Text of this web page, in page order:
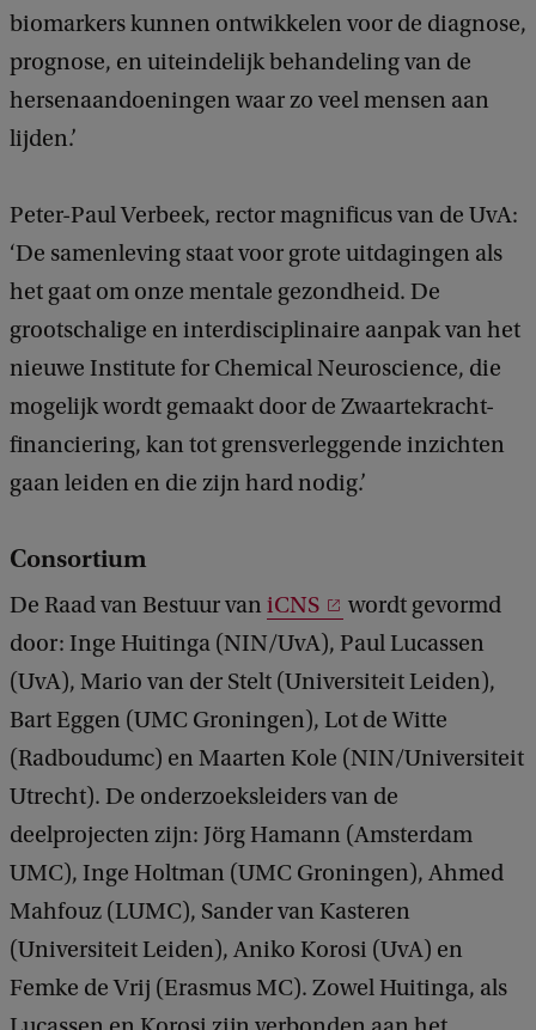
biomarkers kunnen ontwikkelen voor de diagnose,
prognose, en uiteindelijk behandeling van de
hersenaandoeningen waar zo veel mensen aan
lijden.’
Peter-Paul Verbeek, rector magnificus van de UvA:
‘De samenleving staat voor grote uitdagingen als
het gaat om onze mentale gezondheid. De
grootschalige en interdisciplinaire aanpak van het
nieuwe Institute for Chemical Neuroscience, die
mogelijk wordt gemaakt door de Zwaartekracht-
financiering, kan tot grensverleggende inzichten
gaan leiden en die zijn hard nodig.’
Consortium
De Raad van Bestuur van iCNS
wordt gevormd
door: Inge Huitinga (NIN/UvA), Paul Lucassen
(UvA), Mario van der Stelt (Universiteit Leiden),
Bart Eggen (UMC Groningen), Lot de Witte
(Radboudumc) en Maarten Kole (NIN/Universiteit
Utrecht). De onderzoeksleiders van de
deelprojecten zijn: Jörg Hamann (Amsterdam
UMC), Inge Holtman (UMC Groningen), Ahmed
Mahfouz (LUMC), Sander van Kasteren
(Universiteit Leiden), Aniko Korosi (UvA) en
Femke de Vrij (Erasmus MC). Zowel Huitinga, als